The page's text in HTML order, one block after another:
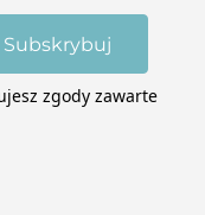
Subskrybuj
zgody zawarte